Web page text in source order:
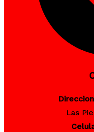
Direccion
Las